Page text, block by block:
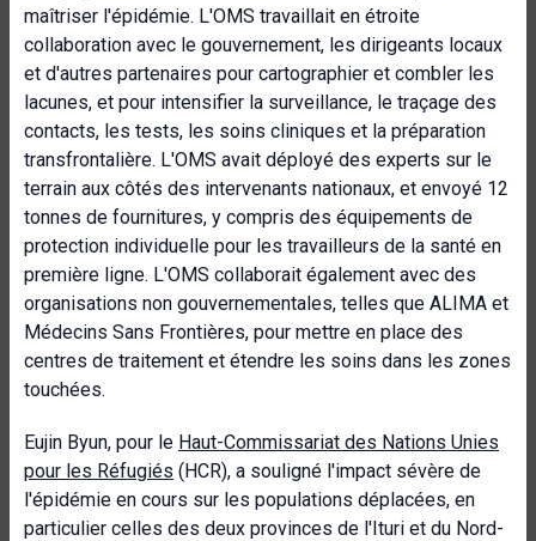
maîtriser l'épidémie. L'OMS travaillait en étroite
collaboration avec le gouvernement, les dirigeants locaux
et d'autres partenaires pour cartographier et combler les
lacunes, et pour intensifier la surveillance, le traçage des
contacts, les tests, les soins cliniques et la préparation
transfrontalière. L'OMS avait déployé des experts sur le
terrain aux côtés des intervenants nationaux, et envoyé 12
tonnes de fournitures, y compris des équipements de
protection individuelle pour les travailleurs de la santé en
première ligne. L'OMS collaborait également avec des
organisations non gouvernementales, telles que ALIMA et
Médecins Sans Frontières, pour mettre en place des
centres de traitement et étendre les soins dans les zones
touchées.
Eujin Byun, pour le Haut-Commissariat des Nations Unies
pour les Réfugiés (HCR), a souligné l'impact sévère de
l'épidémie en cours sur les populations déplacées, en
particulier celles des deux provinces de l'Ituri et du Nord-